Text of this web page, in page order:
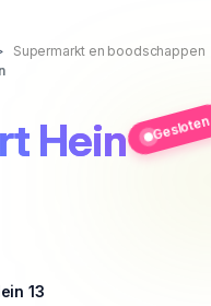
Supermarkt en boodschappen
Hein Gesloten
13